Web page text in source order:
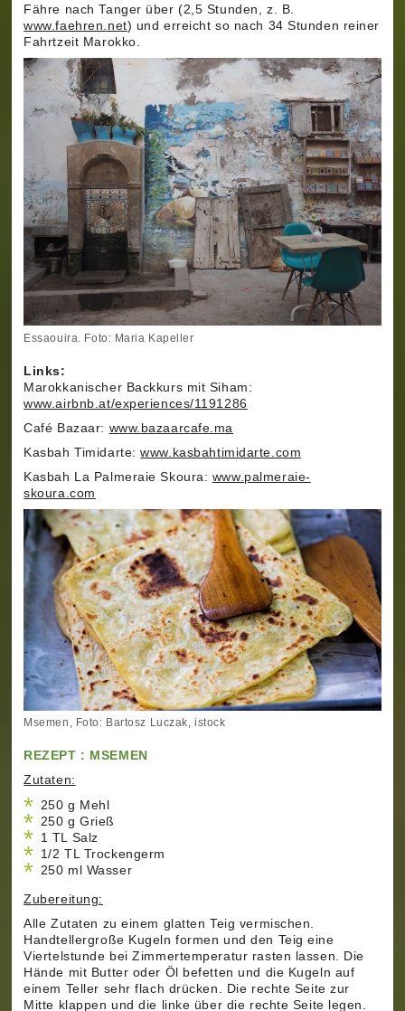
Fähre nach Tanger über (2,5 Stunden, z. B.
www.faehren.net) und erreicht so nach 34 Stunden reiner
Fahrtzeit Marokko.
Essaouira. Foto: Maria Kapeller
Links:
Marokkanischer Backkurs mit Siham:
www.airbnb.at/experiences/1191286
Café Bazaar: www.bazaarcafe.ma
Kasbah Timidarte:www.kasbahtimidarte.com
Kasbah La Palmeraie Skoura: www.palmeraie-
skoura.com
Msemen, Foto: Bartosz Luczak, istock
REZEPT : MSEMEN
Zutaten:
250 g Mehl
250 g Grieß
1 TL Salz
1/2 TL Trockengerm
250 ml Wasser
Zubereitung:
Alle Zutaten zu einem glatten Teig vermischen.
Handtellergroße Kugeln formen und den Teig eine
Viertelstunde bei Zimmertemperatur rasten lassen. Die
Hände mit Butter oder Öl befetten und die Kugeln auf
einem Teller sehr flach drücken. Die rechte Seite zur
Mitte klappen und die linke über die rechte Seite legen.